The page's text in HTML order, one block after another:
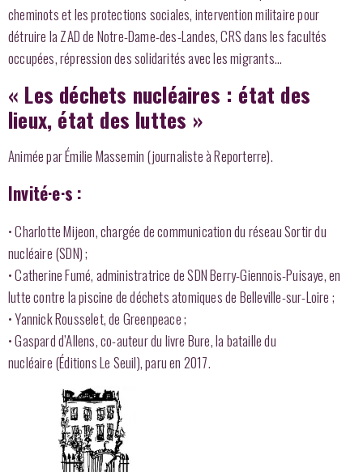
cheminots et les protections sociales, intervention militaire pour
détruire la ZAD de Notre-Dame-des-Landes, CRS dans les facultés
occupées, répression des solidarités avec les migrants…
« Les déchets nucléaires : état des
lieux, état des luttes »
Animée par Émilie Massemin (journaliste à Reporterre).
Invité·e·s :
• Charlotte Mijeon, chargée de communication du réseau Sortir du
nucléaire (SDN) ;
• Catherine Fumé, administratrice de SDN Berry-Giennois-Puisaye, en
lutte contre la piscine de déchets atomiques de Belleville-sur-Loire ;
• Yannick Rousselet, de Greenpeace ;
• Gaspard d’Allens, co-auteur du livre Bure, la bataille du
nucléaire (Éditions Le Seuil), paru en 2017.